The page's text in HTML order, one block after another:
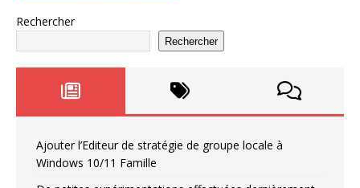
Rechercher
Rechercher
Ajouter l’Editeur de stratégie de groupe locale à
Windows 10/11 Famille